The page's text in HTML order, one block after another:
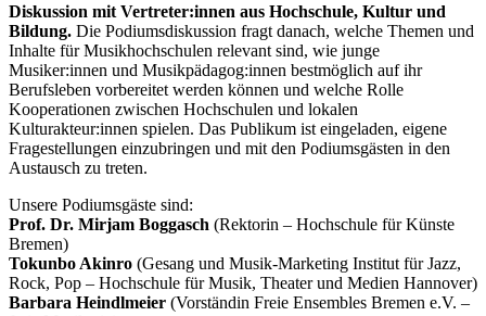
Diskussion mit Vertreter:innen aus Hochschule, Kultur und
Bildung. Die Podiumsdiskussion fragt danach, welche Themen und
Inhalte für Musikhochschulen relevant sind, wie junge
Musiker:innen und Musikpädagog:innen bestmöglich auf ihr
Berufsleben vorbereitet werden können und welche Rolle
Kooperationen zwischen Hochschulen und lokalen
Kulturakteur:innen spielen. Das Publikum ist eingeladen, eigene
Fragestellungen einzubringen und mit den Podiumsgästen in den
Austausch zu treten.
Unsere Podiumsgäste sind:
Prof. Dr. Mirjam Boggasch (Rektorin – Hochschule für Künste
Bremen)
Tokunbo Akinro (Gesang und Musik-Marketing Institut für Jazz,
Rock, Pop – Hochschule für Musik, Theater und Medien Hannover)
Barbara Heindlmeier (Vorständin Freie Ensembles Bremen e.V. –